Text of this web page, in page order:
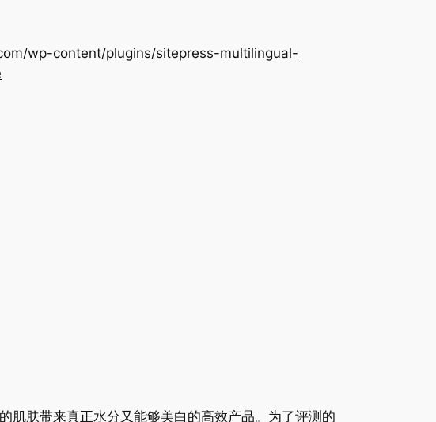
wp-content/plugins/sitepress-multilingual-
肤带来真正水分又能够美白的高效产品。为了评测的